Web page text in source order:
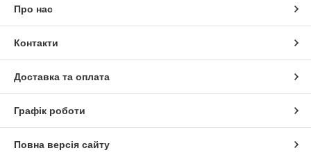
Про нас
Контакти
Доставка та оплата
Графік роботи
Повна версія сайту